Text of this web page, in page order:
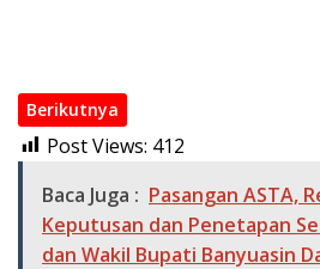
Berikutnya
Post Views: 412
Baca Juga : Pasangan ASTA,
Keputusan dan Penetapan
dan Wakil Bupati Banyuasin